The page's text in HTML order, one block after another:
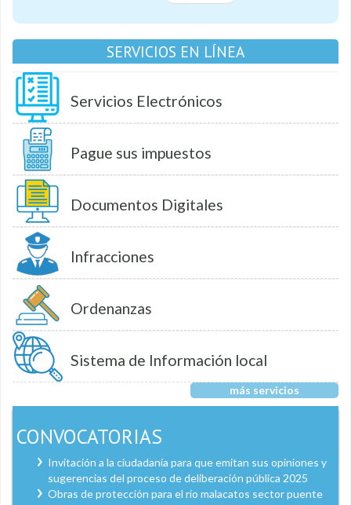
SERVICIOS EN LÍNEA
Servicios Electrónicos
Pague sus impuestos
Documentos Digitales
Infracciones
Ordenanzas
Sistema de Información local
más servicios
CONVOCATORIAS
Invitación a la ciudadanía para que emitan sus opiniones y
sugerencias del proceso de deliberación pública 2025
Obras de protección para el río malacatos sector puente